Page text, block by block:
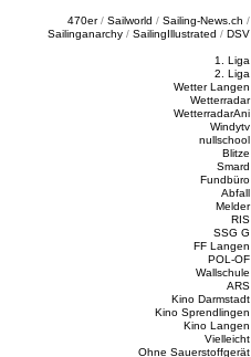
470er/ Sailworld / Sailing-News.ch /
Sailinganarchy / SailingIllustrated / DSV
1. Liga
2. Liga
Wetter Langen
Wetterradar
WetterradarAni
Windytv
nullschool
Blitze
Smard
Fundbüro
Abfall
Melder
RIS
SSG G
FF Langen
POL-OF
Wallschule
ARS
Kino Darmstadt
Kino Sprendlingen
Kino Langen
Vielleicht
Ohne Sauerstoffgerät